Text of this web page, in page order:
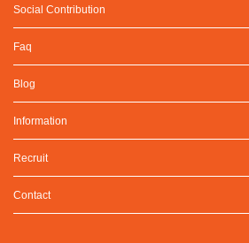
Social Contribution
Faq
Blog
Information
Recruit
Contact